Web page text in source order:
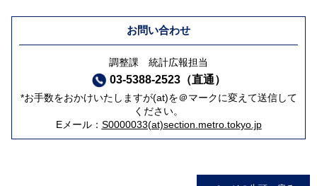
お問い合わせ
調整課 統計広報担当
03-5388-2523（直通）
*お手数をおかけいたしますが(at)を＠マークに変えて送信して
ください。
Eメール： S0000033(at)section.metro.tokyo.jp